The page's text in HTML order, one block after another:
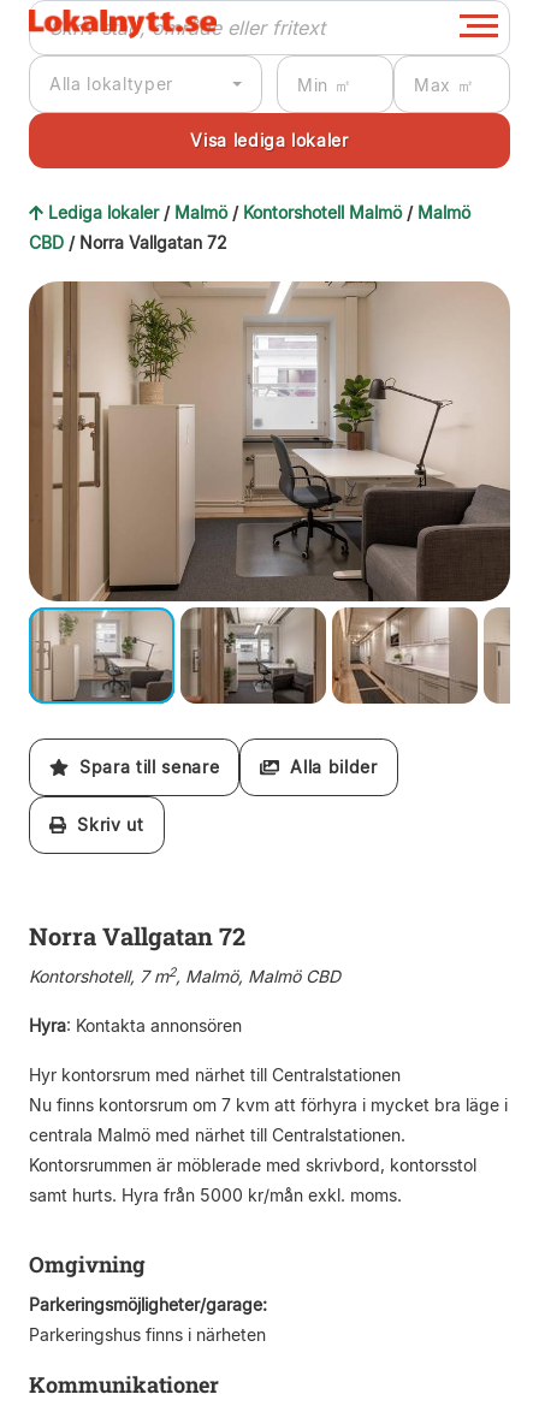
Alla lokaltyper
Lediga lokaler / Malmö/ Kontorshotell Malmö/ Malmö
CBD / Norra Vallgatan 72
Spara till senare Alla bilder
Skriv ut
Norra Vallgatan 72
Kontorshotell, 7 m2, Malmö, Malmö CBD
Hyra: Kontakta annonsören
Hyr kontorsrum med närhet till Centralstationen
Nu finns kontorsrum om 7 kvm att förhyra i mycket bra läge i
centrala Malmö med närhet till Centralstationen.
Kontorsrummen är möblerade med skrivbord, kontorsstol
samt hurts. Hyra från 5000 kr/mån exkl. moms.
Omgivning
Parkeringsmöjligheter/garage:
Parkeringshus finns i närheten
Kommunikationer